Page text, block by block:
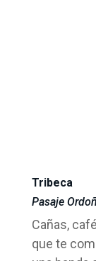
Tribeca
Pasaje
Cañas,
que te